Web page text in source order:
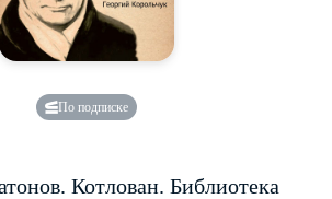
По подписке
Котлован. Библиотека